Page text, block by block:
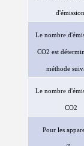
d'émission.
Le nombre
CO2 est
méthode
Le nombre
CO2
Pour les